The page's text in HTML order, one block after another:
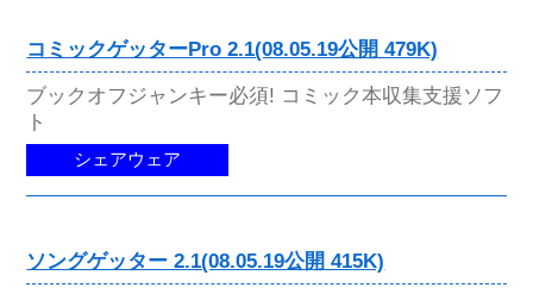
コミックゲッターPro 2.1(08.05.19公開 479K)
ブックオフジャンキー必須! コミック本収集支援ソフ
ト
シェアウェア
ソングゲッター 2.1(08.05.19公開 415K)